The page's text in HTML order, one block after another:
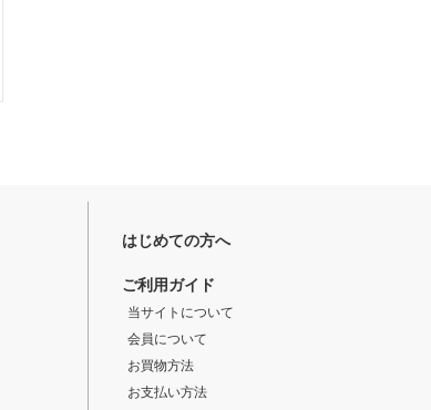
はじめての方へ
ご利用ガイド
当サイトについて
会員について
お買物方法
お支払い方法